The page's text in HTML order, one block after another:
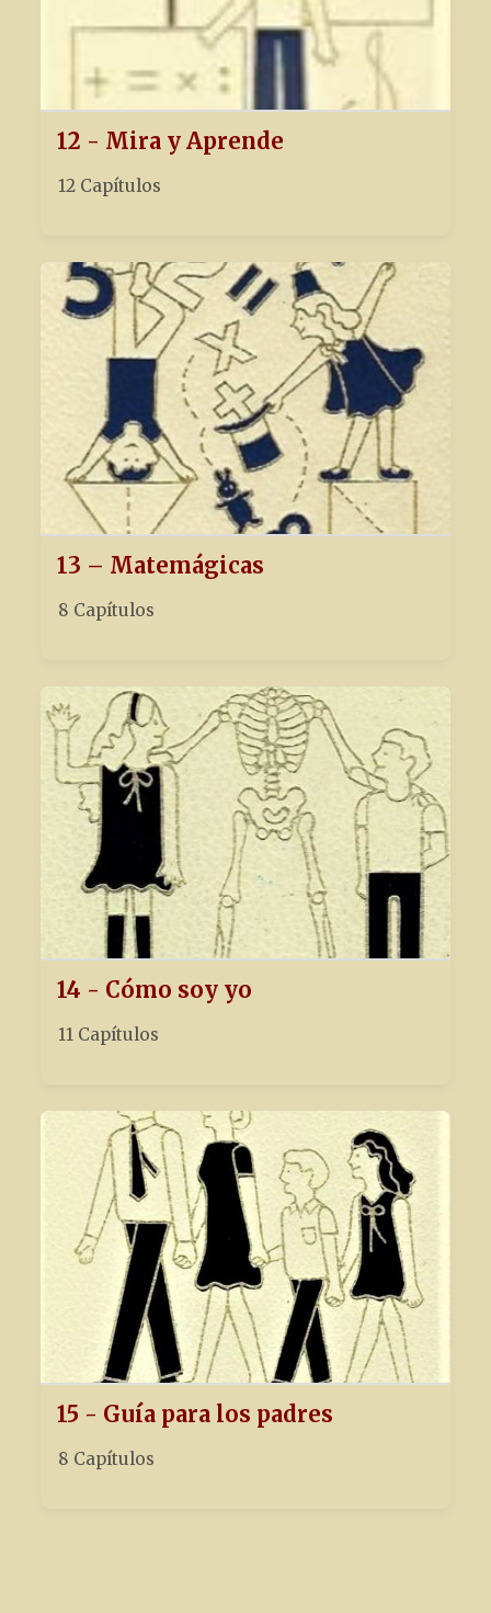
12 - Mira y Aprende
12 Capítulos
13 – Matemágicas
8 Capítulos
14 - Cómo soy yo
11 Capítulos
15 - Guía para los padres
8 Capítulos